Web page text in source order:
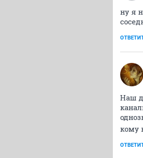
ну я
Наш
кому